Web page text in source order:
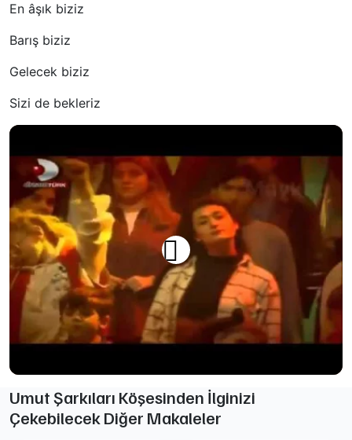
En âşık biziz
Barış biziz
Gelecek biziz
Sizi de bekleriz
Umut Şarkıları Köşesinden İlginizi
Çekebilecek Diğer Makaleler